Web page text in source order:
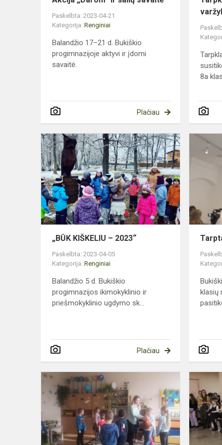
Paskelbta: 2023-04-21
Kategorija: Renginiai
Balandžio 17–21 d. Bukiškio
progimnazijoje aktyvi ir įdomi
savaitė.
Plačiau
8a
„BŪK
KIŠKELIU
–
2023“
„BŪK KIŠKELIU – 2023“
Paskelbta: 2023-04-05
Kategorija: Renginiai
Balandžio 5 d. Bukiškio
progimnazijos ikimokyklinio ir
priešmokyklinio ugdymo sk...
Plačiau
klasių
Mūsų
emocijų
raiška